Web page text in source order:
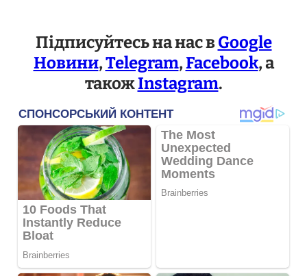
Підписуйтесь на нас вGoogle
Новини,Telegram,Facebook, а
такожInstagram.